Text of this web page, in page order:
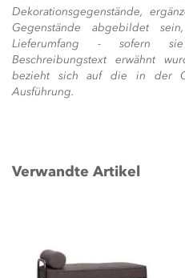
Dekorationsgegenstände,
Gegenstände abgebildet
Lieferumfang - sofern
Beschreibungstext erwähnt
bezieht sich auf die in der
Ausführung.
Verwandte Artikel